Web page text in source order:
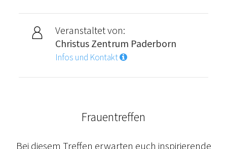
Veranstaltet von:
Christus Zentrum Paderborn
Infos und Kontakt
Frauentreffen
Bei diesem Treffen erwarten euch inspirierende